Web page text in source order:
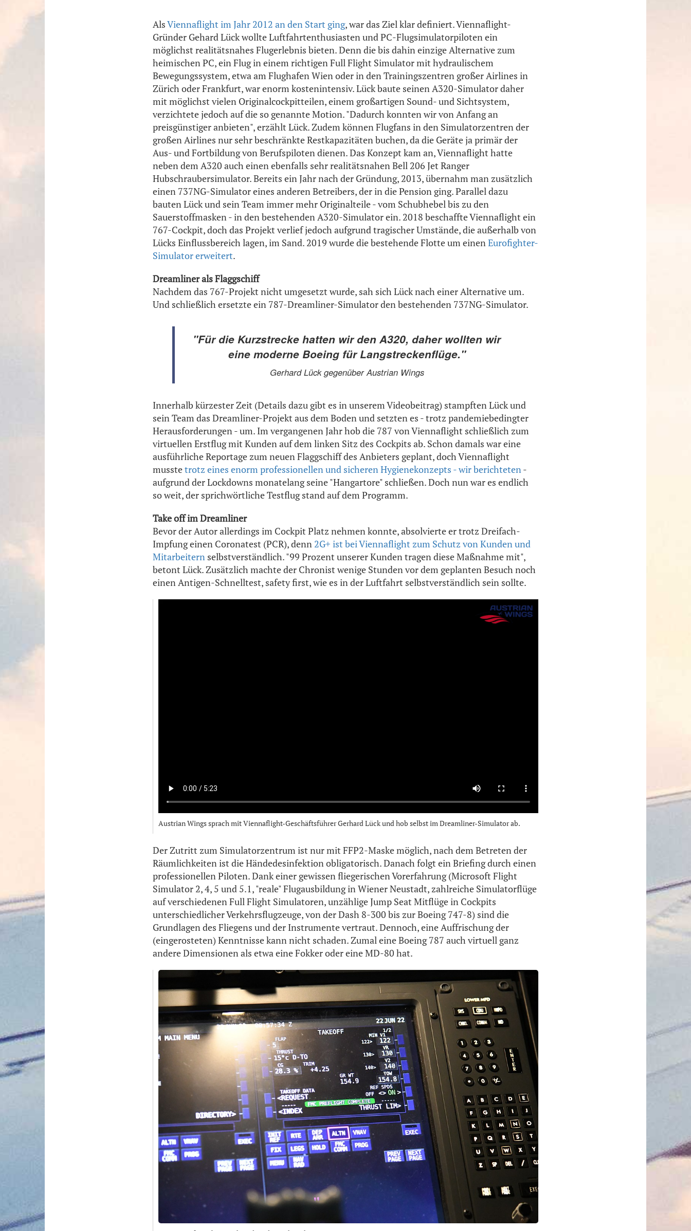
AlsViennaflight im Jahr 2012 an den Start ging, war das Ziel klar definiert. Viennaflight-
Gründer Gehard Lück wollte Luftfahrtenthusiasten und PC-Flugsimulatorpiloten ein
möglichst realitätsnahes Flugerlebnis bieten. Denn die bis dahin einzige Alternative zum
heimischen PC, ein Flug in einem richtigen Full Flight Simulator mit hydraulischem
Bewegungssystem, etwa am Flughafen Wien oder in den Trainingszentren großer Airlines in
Zürich oder Frankfurt, war enorm kostenintensiv. Lück baute seinen A320-Simulator daher
mit möglichst vielen Originalcockpitteilen, einem großartigen Sound- und Sichtsystem,
verzichtete jedoch auf die so genannte Motion. "Dadurch konnten wir von Anfang an
preisgünstiger anbieten", erzählt Lück. Zudem können Flugfans in den Simulatorzentren der
großen Airlines nur sehr beschränkte Restkapazitäten buchen, da die Geräte ja primär der
Aus- und Fortbildung von Berufspiloten dienen. Das Konzept kam an, Viennaflight hatte
neben dem A320 auch einen ebenfalls sehr realitätsnahen Bell 206 Jet Ranger
Hubschraubersimulator. Bereits ein Jahr nach der Gründung, 2013, übernahm man zusätzlich
einen 737NG-Simulator eines anderen Betreibers, der in die Pension ging. Parallel dazu
bauten Lück und sein Team immer mehr Originalteile - vom Schubhebel bis zu den
Sauerstoffmasken - in den bestehenden A320-Simulator ein. 2018 beschaffte Viennaflight ein
767-Cockpit, doch das Projekt verlief jedoch aufgrund tragischer Umstände, die außerhalb von
Lücks Einflussbereich lagen, im Sand. 2019 wurde die bestehende Flotte um einenEurofighter-
Simulator erweitert.
Dreamliner als Flaggschiff
Nachdem das 767-Projekt nicht umgesetzt wurde, sah sich Lück nach einer Alternative um.
Und schließlich ersetzte ein 787-Dreamliner-Simulator den bestehenden 737NG-Simulator.
"Für die Kurzstrecke hatten wir den A320, daher wollten wir
eine moderne Boeing für Langstreckenflüge."
Gerhard Lück gegenüber Austrian Wings
Innerhalb kürzester Zeit (Details dazu gibt es in unserem Videobeitrag) stampften Lück und
sein Team das Dreamliner-Projekt aus dem Boden und setzten es - trotz pandemiebedingter
Herausforderungen - um. Im vergangenen Jahr hob die 787 von Viennaflight schließlich zum
virtuellen Erstflug mit Kunden auf dem linken Sitz des Cockpits ab. Schon damals war eine
ausführliche Reportage zum neuen Flaggschiff des Anbieters geplant, doch Viennaflight
musstetrotz eines enorm professionellen und sicheren Hygienekonzepts - wir berichteten-
aufgrund der Lockdowns monatelang seine "Hangartore" schließen. Doch nun war es endlich
so weit, der sprichwörtliche Testflug stand auf dem Programm.
Take off im Dreamliner
Bevor der Autor allerdings im Cockpit Platz nehmen konnte, absolvierte er trotz Dreifach-
Impfung einen Coronatest (PCR), denn 2G+ ist bei Viennaflight zum Schutz von Kunden und
Mitarbeitern selbstverständlich. "99 Prozent unserer Kunden tragen diese Maßnahme mit",
betont Lück. Zusätzlich machte der Chronist wenige Stunden vor dem geplanten Besuch noch
einen Antigen-Schnelltest, safety first, wie es in der Luftfahrt selbstverständlich sein sollte.
Austrian Wings sprach mit Viennaflight-Geschäftsführer Gerhard Lück und hob selbst im Dreamliner-Simulator ab.
Der Zutritt zum Simulatorzentrum ist nur mit FFP2-Maske möglich, nach dem Betreten der
Räumlichkeiten ist die Händedesinfektion obligatorisch. Danach folgt ein Briefing durch einen
professionellen Piloten. Dank einer gewissen fliegerischen Vorerfahrung (Microsoft Flight
Simulator 2, 4, 5 und 5.1, "reale" Flugausbildung in Wiener Neustadt, zahlreiche Simulatorflüge
auf verschiedenen Full Flight Simulatoren, unzählige Jump Seat Mitflüge in Cockpits
unterschiedlicher Verkehrsflugzeuge, von der Dash 8-300 bis zur Boeing 747-8) sind die
Grundlagen des Fliegens und der Instrumente vertraut. Dennoch, eine Auffrischung der
(eingerosteten) Kenntnisse kann nicht schaden. Zumal eine Boeing 787 auch virtuell ganz
andere Dimensionen als etwa eine Fokker oder eine MD-80 hat.